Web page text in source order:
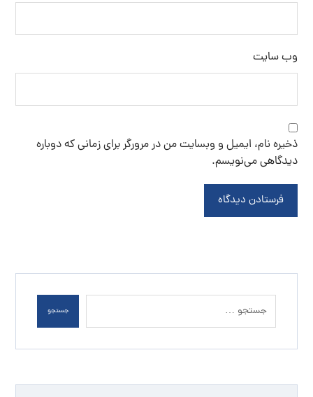
وب‌ سایت
ذخیره نام، ایمیل و وبسایت من در مرورگر برای زمانی که دوباره
دیدگاهی می‌نویسم.
فرستادن دیدگاه
جستجو